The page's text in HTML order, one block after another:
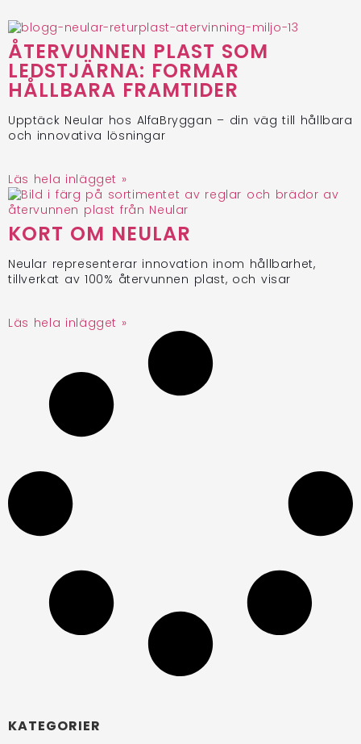
ÅTERVUNNEN PLAST SOM
LEDSTJÄRNA: FORMAR
HÅLLBARA FRAMTIDER
Upptäck Neular hos AlfaBryggan – din väg till hållbara
och innovativa lösningar
Läs hela inlägget »
KORT OM NEULAR
Neular representerar innovation inom hållbarhet,
tillverkat av 100% återvunnen plast, och visar
Läs hela inlägget »
KATEGORIER